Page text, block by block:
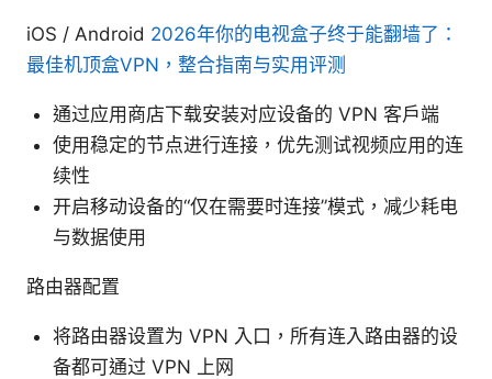
iOS / Android 2026年你的电视盒子终于能翻墙了：
最佳机顶盒VPN，整合指南与实用评测
通过应用商店下载安装对应设备的 VPN 客户端
使用稳定的节点进行连接，优先测试视频应用的连
续性
开启移动设备的“仅在需要时连接”模式，减少耗电
与数据使用
路由器配置
将路由器设置为 VPN 入口，所有连入路由器的设
备都可通过 VPN 上网